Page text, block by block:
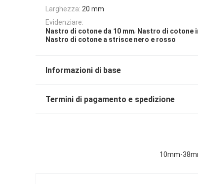
Larghezza: 20 mm
Evidenziare:
Nastro di cotone da 10 mm, Nastro di cotone
Nastro di cotone a strisce nero e rosso
Informazioni di base
Termini di pagamento e spedizione
10mm-